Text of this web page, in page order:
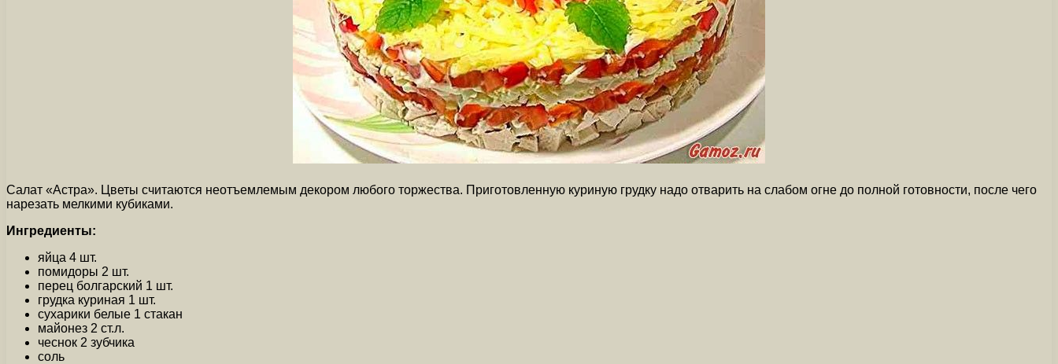
Салат «Астра». Цветы считаются неотъемлемым декором любого торжества. Приготовленную куриную грудку надо отварить на слабом огне до полной готовности, после чего
нарезать мелкими кубиками.
Ингредиенты:
яйца 4 шт.
помидоры 2 шт.
перец болгарский 1 шт.
грудка куриная 1 шт.
сухарики белые 1 стакан
майонез 2 ст.л.
чеснок 2 зубчика
соль